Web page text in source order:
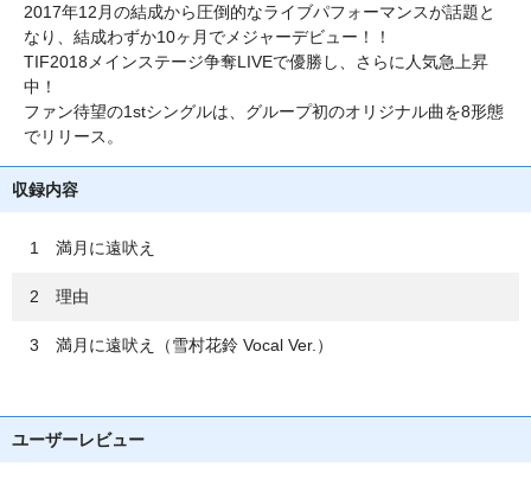
2017年12月の結成から圧倒的なライブパフォーマンスが話題と
なり、結成わずか10ヶ月でメジャーデビュー！！
TIF2018メインステージ争奪LIVEで優勝し、さらに人気急上昇
中！
ファン待望の1stシングルは、グループ初のオリジナル曲を8形態
でリリース。
収録内容
1 満月に遠吠え
2 理由
3 満月に遠吠え（雪村花鈴 Vocal Ver.）
ユーザーレビュー